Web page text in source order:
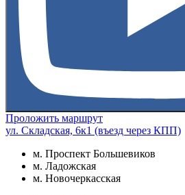
Проложить маршрут
ул. Складская, 6к1 (въезд через КПП)
м. Проспект Большевиков
м. Ладожская
м. Новочеркасская